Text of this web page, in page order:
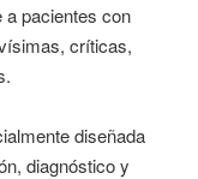
a pacientes con
críticas,
diseñada
diagnóstico y